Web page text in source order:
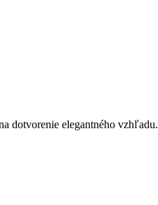
dotvorenie elegantného vzhľadu.